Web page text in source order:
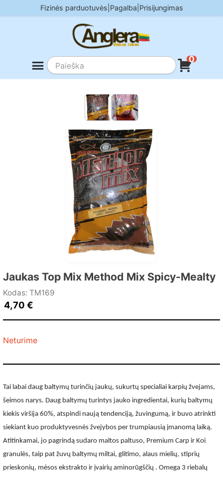
to
Fizinės parduotuvės Pagalba Prisijungimas
0
Jaukas Top Mix Method Mix Spicy-Mealty
Kodas: TM169
4,70 €
Neturime
Tai labai daug baltymų turinčių jaukų, sukurtų specialiai karpių žvejams,
šeimos narys. Daug baltymų turintys jauko ingredientai, kurių baltymų
kiekis viršija 60%, atspindi naują tendenciją, žuvingumą, ir buvo atrinkti
siekiant kuo produktyvesnės žvejybos per trumpiausią įmanomą laiką.
Atitinkamai, jo pagrindą sudaro maltos paltuso, Premium Carp ir Koi
granulės, taip pat žuvų baltymų miltai, glitimo, alaus mielių, stiprių
prieskonių, mėsos ekstrakto ir įvairių aminorūgščių . Omega 3 riebalų